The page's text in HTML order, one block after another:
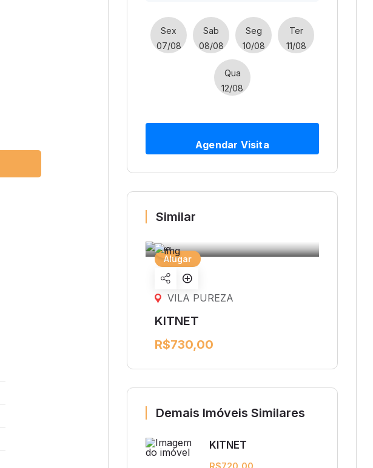
Sex
07/08
Sab
08/08
Seg
10/08
Ter
11/08
Qua
12/08
Agendar Visita
Similar
Alugar
Sharelisting
VILA PUREZA
KITNET
R$730,00
Demais Imóveis Similares
KITNET